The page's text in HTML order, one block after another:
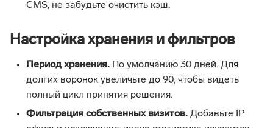
CMS, не забудьте очистить кэш.
Настройка хранения и фильтров
Период хранения. По умолчанию 30 дней. Для
долгих воронок увеличьте до 90, чтобы видеть
полный цикл принятия решения.
Фильтрация собственных визитов. Добавьте IP